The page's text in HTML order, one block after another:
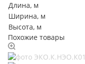
Длина, м
Ширина, м
Высота, м
Похожие товары